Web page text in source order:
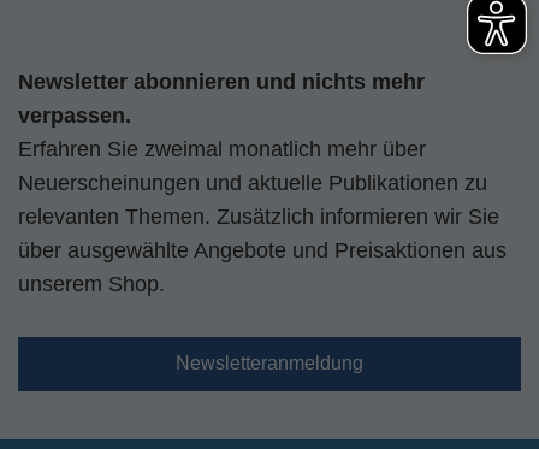
Newsletter abonnieren und nichts mehr
verpassen.
Erfahren Sie zweimal monatlich mehr über
Neuerscheinungen und aktuelle Publikationen zu
relevanten Themen. Zusätzlich informieren wir Sie
über ausgewählte Angebote und Preisaktionen aus
unserem Shop.
Newsletteranmeldung